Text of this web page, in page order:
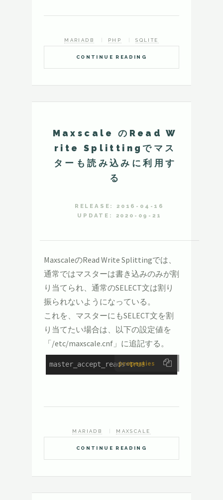
CONTINUE READING
MARIADB PHP SQLITE
Maxscale のRead W
rite Splittingでマス
ターも読み込みに利用す
る
RELEASE: 2016-04-16
UPDATE: 2020-09-21
MaxscaleのRead Write Splittingでは、
通常ではマスターは書き込みのみが割
り当てられ、通常のSELECT文は割り
振られないようになっている。
これを、マスターにもSELECT文を割
り当てたい場合は、以下の設定値を
「/etc/maxscale.cnf」に追記する。
properties
master_accept_reads=true
CONTINUE READING
MARIADB MAXSCALE